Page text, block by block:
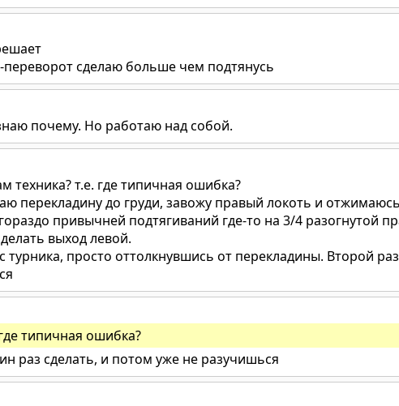
сделаю больше чем подтянусь
почему. Но работаю над собой.
техника? т.е. где типичная ошибка?
перекладину до груди, завожу правый локоть и
привычней подтягиваний где-то на 3/4 разогнутой
выход левой.
турника, просто оттолкнувшись от перекладины. Второй
типичная ошибка?
раз сделать, и потом уже не разучишься